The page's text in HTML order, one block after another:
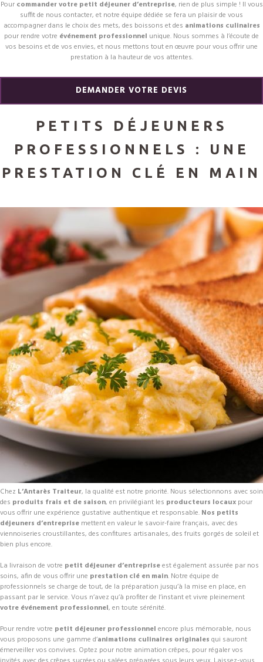
Pour commander votre petit déjeuner d’entreprise, rien de plus simple ! Il vous
suffit de nous contacter, et notre équipe dédiée se fera un plaisir de vous
accompagner dans le choix des mets, des boissons et des animations culinaires
pour rendre votre événement professionnel unique. Nous sommes à l’écoute de
vos besoins et de vos envies, et nous mettons tout en œuvre pour vous offrir une
prestation à la hauteur de vos attentes.
DEMANDER VOTRE DEVIS
PETITS DÉJEUNERS
PROFESSIONNELS : UNE
PRESTATION CLÉ EN MAIN
Chez L’Antarès Traiteur, la qualité est notre priorité. Nous sélectionnons avec soin
des produits frais et de saison, en privilégiant les producteurs locaux pour
vous offrir une expérience gustative authentique et responsable. Nos petits
déjeuners d’entreprise mettent en valeur le savoir-faire français, avec des
viennoiseries croustillantes, des confitures artisanales, des fruits gorgés de soleil et
bien plus encore.
La livraison de votre petit déjeuner d’entrepriseest également assurée par nos
soins, afin de vous offrir une prestation clé en main. Notre équipe de
professionnels se charge de tout, de la préparation jusqu’à la mise en place, en
passant par le service. Vous n’avez qu’à profiter de l’instant et vivre pleinement
votre événement professionnel, en toute sérénité.
Pour rendre votre petit déjeuner professionnel encore plus mémorable, nous
vous proposons une gamme d’animations culinaires originales qui sauront
émerveiller vos convives. Optez pour notre animation crêpes, pour régaler vos